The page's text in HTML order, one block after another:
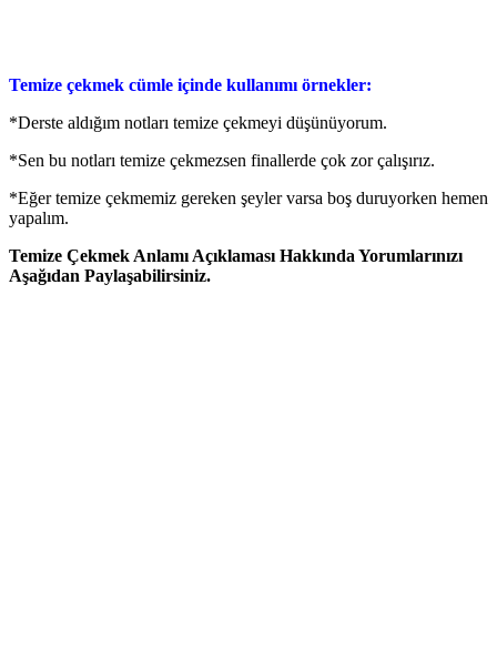
Temize çekmek cümle içinde kullanımı örnekler:
*Derste aldığım notları temize çekmeyi düşünüyorum.
*Sen bu notları temize çekmezsen finallerde çok zor çalışırız.
*Eğer temize çekmemiz gereken şeyler varsa boş duruyorken hemen
yapalım.
Temize Çekmek Anlamı Açıklaması Hakkında Yorumlarınızı
Aşağıdan Paylaşabilirsiniz.